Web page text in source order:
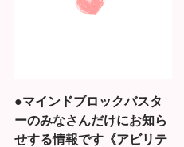
●マインドブロックバスタ
ーのみなさんだけにお知ら
せする情報です《アビリテ